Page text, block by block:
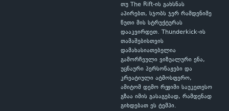
თუ The Rift-ის გახსნას
აპირებთ, სჯობს ჯერ რამდენიმე
წუთი მის სტრუქტურას
დააკვირდეთ. Thunderkick-ის
თამაშებისთვის
დამახასიათებელია
გამორჩეული ვიზუალური ენა,
უცნაური პერსონაჟები და
კრეატიული ატმოსფერო,
ამიტომ დემო რეჟიმი საუკეთესო
გზაა იმის გასაგებად, რამდენად
გიხდებათ ეს ტემპი.